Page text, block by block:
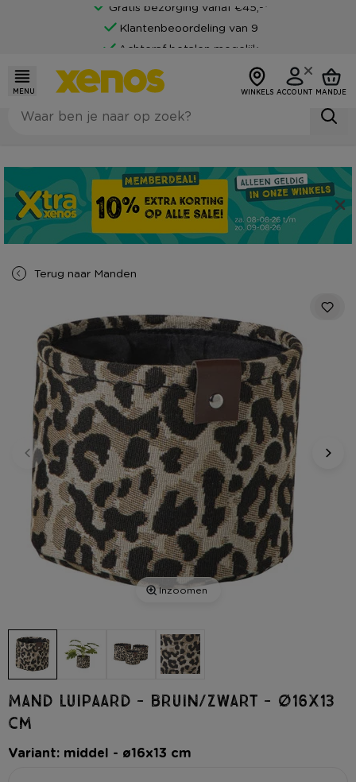
Gratis bezorging vanaf €45,-*
Klantenbeoordeling van 9
Achteraf betalen mogelijk
MENU WINKELS ACCOUNT MANDJE
Terug naar Manden
Inzoomen
Mand luipaard - bruin/zwart - ø16x13
cm
Variant: middel - ø16x13 cm